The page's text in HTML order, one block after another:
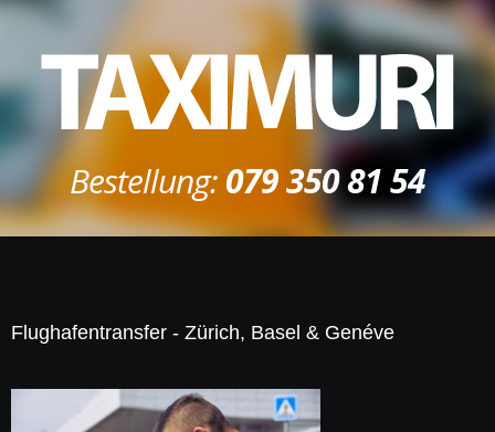
Bestellung:079 350 81 54
Flughafentransfer - Zürich, Basel & Genéve